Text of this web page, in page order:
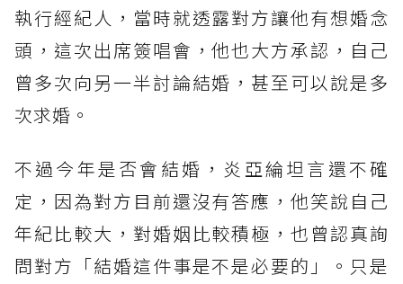
執行經紀人，當時就透露對方讓他有想婚念
頭，這次出席簽唱會，他也大方承認，自己
曾多次向另一半討論結婚，甚至可以說是多
次求婚。
不過今年是否會結婚，炎亞綸坦言還不確
定，因為對方目前還沒有答應，他笑說自己
年紀比較大，對婚姻比較積極，也曾認真詢
問對方「結婚這件事是不是必要的」。只是